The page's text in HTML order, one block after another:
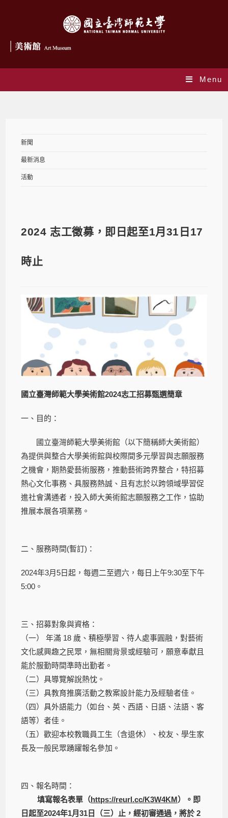
Menu
新聞
最新消息
活動
2024 志工徵募，即日起至1月31日17
時止
國立臺灣師範大學美術館2024志工招募甄選簡章
一、目的：
國立臺灣師範大學美術館（以下簡稱師大美術館）
為提供與整合大學美術館與校際間多元學習與志願服務
之機會，期熱愛藝術服務，推動藝術跨界整合，特招募
熱心文化事務、具服務熱誠、且有志於以跨領域學習促
進社會溝通者，投入師大美術館志願服務之工作，協助
推展本展各項業務。
二、服務時間(暫訂)：
2024年3月5日起，每週二至週六，每日上午9:30至下午
5:00。
三、招募對象與資格：
（一） 年滿 18 歲、積極學習、待人處事圓融，對藝術
文化感興趣之民眾，無相關背景或經驗可，願意奉獻且
能於服勤時間準時出勤者。
（二）具導覽解說熱忱。
（三）具教育推廣活動之教案設計能力及經驗者佳。
（四）具外語能力（如台、英、西語、日語、法語、客
語等）者佳。
（五）歡迎本校教職員工生（含退休）、校友、學生家
長及一般民眾踴躍報名參加。
四、報名時間：
填寫報名表單（https://reurl.cc/K3W4KM）。即
日起至2024年1月31日（三）止，經初審通過，將於 2